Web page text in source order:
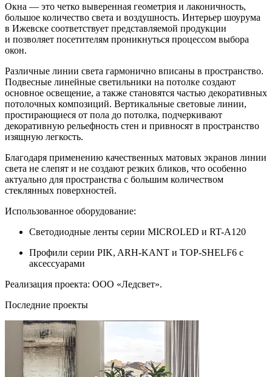
Окна — это четко выверенная геометрия и лаконичность,
большое количество света и воздушность. Интерьер шоурума
в Ижевске соответствует представляемой продукции
и позволяет посетителям проникнуться процессом выбора
окон.
Различные линии света гармонично вписаны в пространство.
Подвесные линейные светильники на потолке создают
основное освещение, а также становятся частью декоративных
потолочных композиций. Вертикальные световые линии,
простирающиеся от пола до потолка, подчеркивают
декоративную рельефность стен и привносят в пространство
изящную легкость.
Благодаря применению качественных матовых экранов линии
света не слепят и не создают резких бликов, что особенно
актуально для пространства с большим количеством
стеклянных поверхностей.
Использованное оборудование:
Светодиодные ленты серии MICROLED и RT-А120
Профили серии PIK, ARH-KANT и TOP-SHELF6 с
аксессуарами
Реализация проекта: ООО «Ледсвет».
Последние проекты